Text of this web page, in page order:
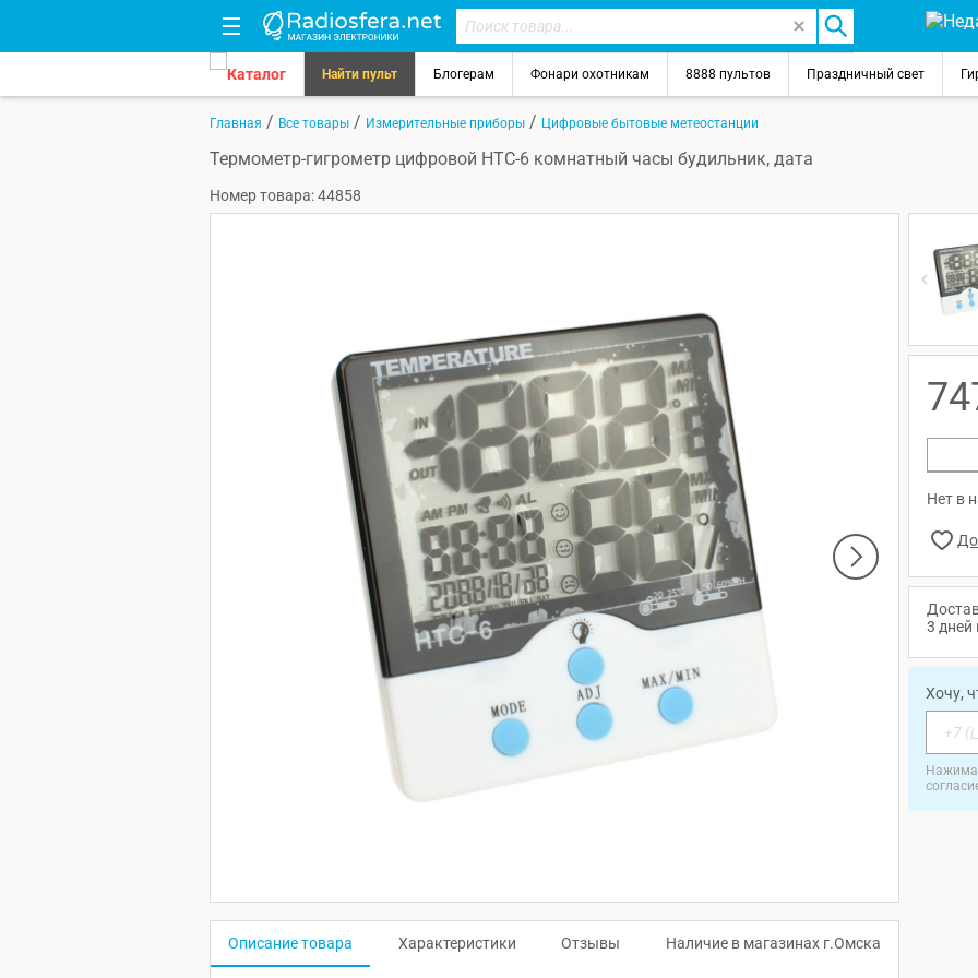
Каталог Найти пульт Блогерам Фонари охотникам 8888 пультов Праздничный свет
Главная / Все товары / Измерительные приборы / Цифровые бытовые метеостанции
Термометр-гигрометр цифровой HTC-6 комнатный часы будильник, дата
Номер товара: 44858
Нет в
3 дней
Хочу,
Описание товара Характеристики Отзывы Наличие в магазинах г.Омска